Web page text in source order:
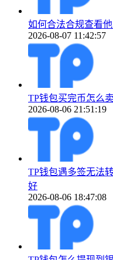
如何合法合规查看
2026-08-07 11:42:57
TP钱包买完币怎么
2026-08-06 21:51:19
TP钱包遇多签无法
好
2026-08-06 18:47:08